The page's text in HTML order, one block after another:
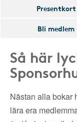
Presentkort
Bli medlem
Så här
Nästan alla bokar
lära era